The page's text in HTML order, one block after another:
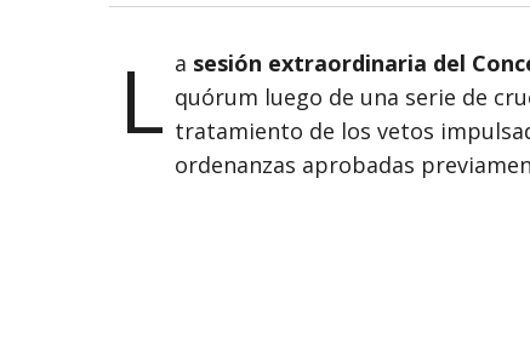
L a sesión extraordinaria del
quórum luego de una serie de
tratamiento de los vetos
ordenanzas aprobadas